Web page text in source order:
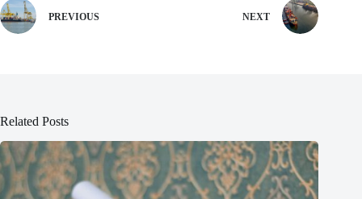
PREVIOUS NEXT
Related Posts